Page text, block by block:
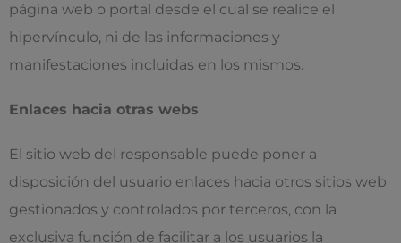
página web o portal desde el cual se realice el
hipervínculo, ni de las informaciones y
manifestaciones incluidas en los mismos.
Enlaces hacia otras webs
El sitio web del responsable puede poner a
disposición del usuario enlaces hacia otros sitios web
gestionados y controlados por terceros, con la
exclusiva función de facilitar a los usuarios la